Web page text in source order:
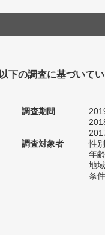
下の調査に基づいてい
調査期間
調査対象者
性
年
地
条